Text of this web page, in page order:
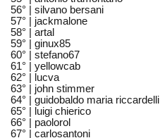
56° | silvano bersani
57° | jackmalone
58° | artal
59° | ginux85
60° | stefano67
61° | yellowcab
62° |
lucva
63° | john stimmer
64° | guidobaldo maria riccardelli
65° |
luigi chierico
66° | paolorol
67° | carlosantoni